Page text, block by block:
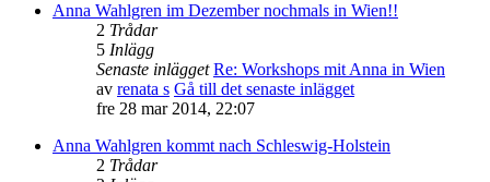
Anna Wahlgren im Dezember nochmals in Wien!!
2 Trådar
5 Inlägg
Senaste inlägget Re: Workshops mit Anna in Wien
av renata s Gå till det senaste inlägget
fre 28 mar 2014, 22:07
Anna Wahlgren kommt nach Schleswig-Holstein
2 Trådar